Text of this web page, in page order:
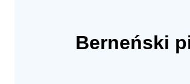
Berneński